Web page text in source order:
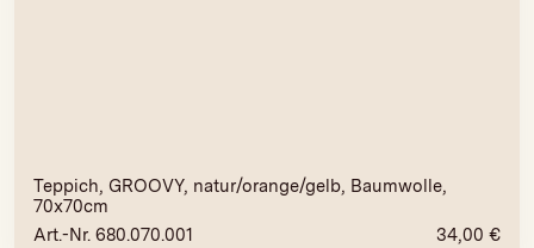
Teppich, GROOVY, natur/orange/gelb, Baumwolle,
70x70cm
Art.-Nr. 680.070.001
34,00 €